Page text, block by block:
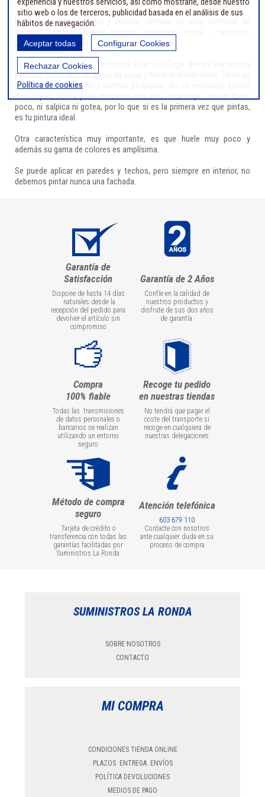
La pinturas para paredes y techos, además de tener infinidad de
colores, también tienen muchos acabados: mate , satinado,
brillante,... Pueden ser monocapa o bicapa.
En nuestra tienda online, tenemos Titan Una Capa, que es una pintura
plástica, por lo que se diluye en agua, y tiene acabado mate. Tiene un
alto poder de cubrición y además es lavable. No es necesario aplicar
dos capas, cubre perfectamente con una sola capa. Por si fuera
poco, ni salpica ni gotea, por lo que si es la primera vez que pintas,
es tu pintura ideal.
Otra característica muy importante, es que huele muy poco y
además su gama de colores es amplísima.
Se puede aplicar en paredes y techos, pero siempre en interior, no
debemos pintar nunca una fachada.
Garantía de
Satisfacción
Dispone de hasta 14 días
naturales desde la
recepción del pedido para
devolver el artículo sin
compromiso
Garantía de 2 Años
Confíe en la calidad de
nuestros productos y
disfrute de sus dos años
de garantía
Compra
100% fiable
Todas las transmisiones
de datos personales o
bancarios se realizan
utilizando un entorno
seguro
Recoge tu pedido
en nuestras tiendas
No tendrá que pagar el
coste del transporte si
recoge en cualquiera de
nuestras delegaciones
Método de compra
seguro
Tarjeta de crédito o
transferencia con todas las
garantías facilitadas por
Suministros La Ronda
Atención telefónica
603 679 110
Contacte con nosotros
ante cualquier duda en su
proceso de compra
SUMINISTROS LA RONDA
SOBRE NOSOTROS
CONTACTO
MI COMPRA
CONDICIONES TIENDA ONLINE
PLAZOS ENTREGA. ENVÍOS
POLÍTICA DEVOLUCIONES
MEDIOS DE PAGO
sitio web o los de terceros, publicidad basada en el análisis de sus
hábitos de navegación.
Aceptar todas Configurar Cookies
Rechazar Cookies
Política de cookies